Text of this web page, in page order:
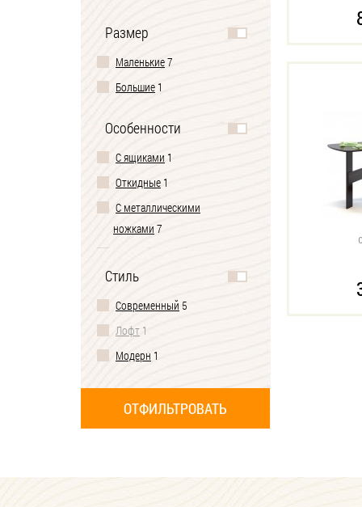
Размер
Маленькие7
Большие 1
Особенности
С ящиками 1
Откидные 1
С металлическими
ножками 7
С одной ножкой
Стиль
Современный 5
Лофт 1
Модерн 1